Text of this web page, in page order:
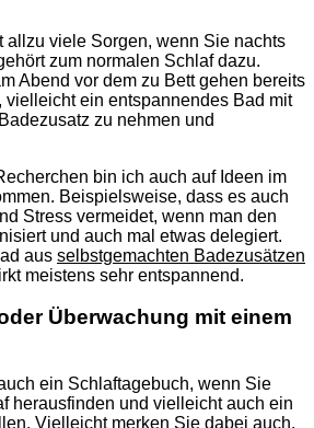
allzu viele Sorgen, wenn Sie nachts
zum normalen Schlaf dazu.
Abend vor dem zu Bett gehen bereits
vielleicht ein entspannendes Bad mit
zu nehmen und
bin ich auch auf Ideen im
Beispielsweise, dass es auch
Stress vermeidet, wenn man den
und auch mal etwas delegiert.
aus selbstgemachten Badezusätzen
meistens sehr entspannend.
Überwachung mit einem
ein Schlaftagebuch, wenn Sie
herausfinden und vielleicht auch ein
Vielleicht merken Sie dabei auch,